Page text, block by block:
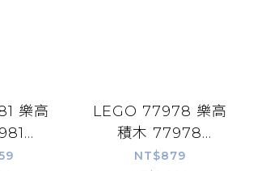
樂高
LEGO 77978 樂高
積木 77978
Jurassic World
NT$879